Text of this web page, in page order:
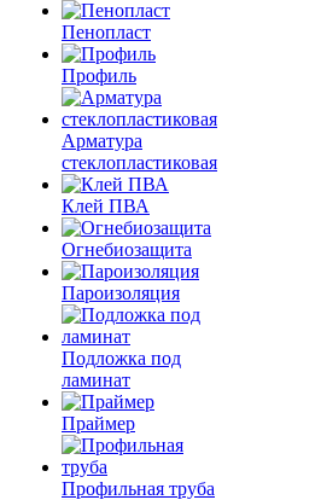
Пенопласт
Профиль
Арматура
стеклопластиковая
Клей ПВА
Огнебиозащита
Пароизоляция
Подложка под
ламинат
Праймер
Профильная труба